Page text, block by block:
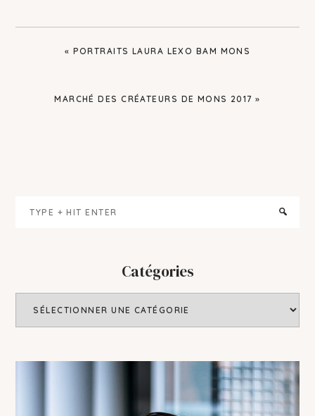
PREVIOUS
« PORTRAITS LAURA LEXO BAM MONS
NEXT
MARCHÉ DES CRÉATEURS DE MONS 2017 »
Sidebar
Catégories